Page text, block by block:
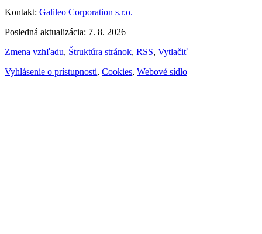
Kontakt: Galileo Corporation s.r.o.
Posledná aktualizácia: 7. 8. 2026
Zmena vzhľadu, Štruktúra stránok, RSS, Vytlačiť
Vyhlásenie o prístupnosti, Cookies, Webové sídlo